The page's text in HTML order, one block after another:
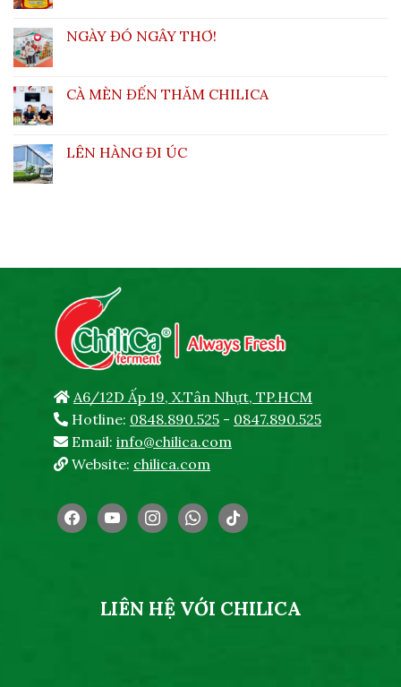
NGÀY ĐÓ NGÂY THƠ!
CÀ MÈN ĐẾN THĂM CHILICA
LÊN HÀNG ĐI ÚC
A6/12D Ấp 19, X.Tân Nhựt, TP.HCM
Hotline: 0848.890.525 - 0847.890.525
Email: info@chilica.com
Website: chilica.com
facebookyoutubeinstagramwhatsapp
tiktok
LIÊN HỆ VỚI CHILICA